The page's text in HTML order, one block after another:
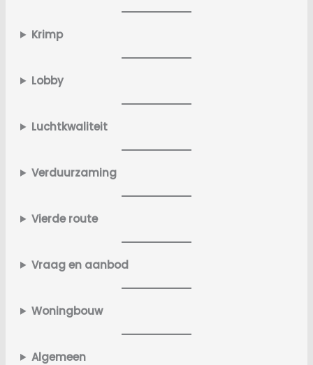
Krimp
Lobby
Luchtkwaliteit
Verduurzaming
Vierde route
Vraag en aanbod
Woningbouw
Algemeen